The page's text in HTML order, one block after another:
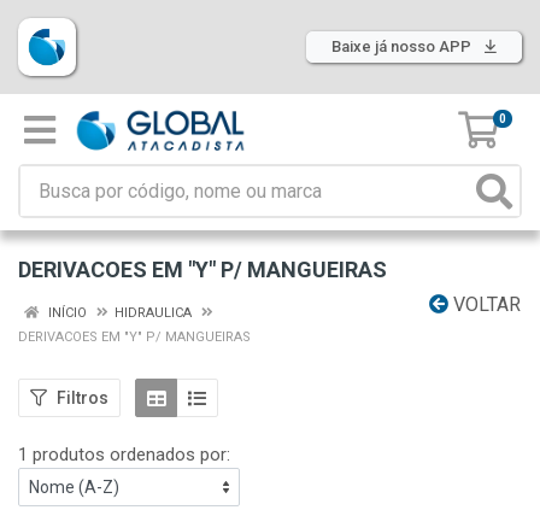
Baixe já nosso APP
0
DERIVACOES EM "Y" P/ MANGUEIRAS
VOLTAR
INÍCIO
HIDRAULICA
DERIVACOES EM "Y" P/ MANGUEIRAS
Filtros
1 produtos ordenados por: